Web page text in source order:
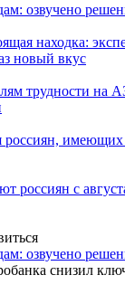
озвучено
находка:
новый вкус
трудности на
россиян, имеющих
россиян с
озвучено
снизил